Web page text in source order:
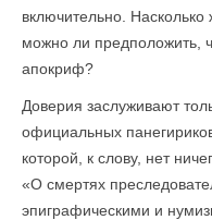
включительно. Насколько
можно ли предположить,
апокриф?
Доверия заслуживают
официальных
которой, к слову, нет
«О смертях
эпиграфическими и